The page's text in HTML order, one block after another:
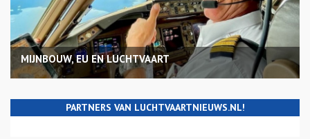
MIJNBOUW, EU EN LUCHTVAART
PARTNERS VAN LUCHTVAARTNIEUWS.NL!